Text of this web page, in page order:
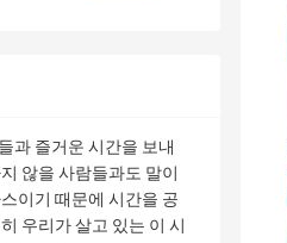
과 즐거운 시간을 보내
않을 사람들과도 말이
이기 때문에 시간을 공
우리가 살고 있는 이 시